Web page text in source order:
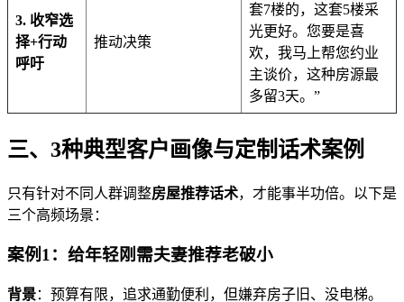
3. 收窄选
择+行动
呼吁
推动决策
套7楼的，这套5楼采
光更好。您要是喜
欢，我马上帮您约业
主谈价，这种房源最
多留3天。”
三、3种典型客户画像与定制话术案例
只有针对不同人群调整房屋推荐话术，才能事半功倍。以下是
三个高频场景：
案例1：给年轻刚需夫妻推荐老破小
背景：预算有限，追求通勤便利，但嫌弃房子旧、没电梯。